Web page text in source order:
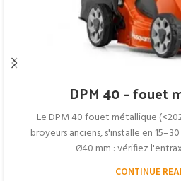
DPM 40 – fouet
Le DPM 40 fouet métallique
broyeurs anciens, s'installe en
Ø40 mm : vérifiez
CONTINUE